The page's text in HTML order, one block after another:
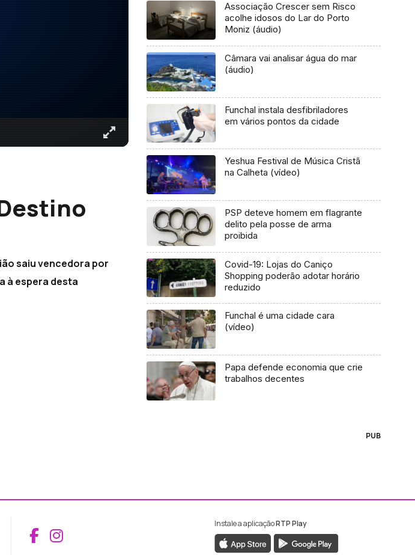
saiu vencedora por
à espera desta
Associação Crescer sem Risco
acolhe idosos do Lar do Porto
Moniz (áudio)
Câmara vai analisar água do mar
(áudio)
Funchal instala desfibriladores
em vários pontos da cidade
Yeshua Festival de Música Cristã
na Calheta (vídeo)
PSP deteve homem em flagrante
delito pela posse de arma
proibida
Covid-19: Lojas do Caniço
Shopping poderão adotar horário
reduzido
Funchal é uma cidade cara
(vídeo)
Papa defende economia que crie
trabalhos decentes
PUB
Aceder ao Facebook da RTP Madeira
Aceder ao Instagram da RTP Madeira
Instale a aplicaçãoRTP Play